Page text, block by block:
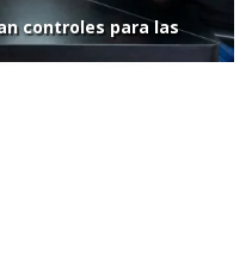
controles para las